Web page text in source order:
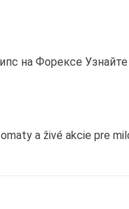
на Форексе
a živé akcie pre